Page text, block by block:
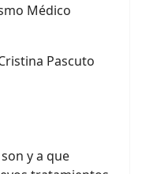
Médico
Pascuto
y a que